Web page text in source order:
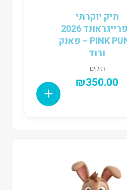
תיק יוקרתי
ספרייגראונד 2026
PINK PUNK – פאנק
ורוד
תיקים
₪350.00